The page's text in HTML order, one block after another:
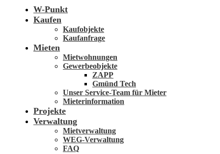
W-Punkt
Kaufen
Kaufobjekte
Kaufanfrage
Mieten
Mietwohnungen
Gewerbeobjekte
ZAPP
Gmünd Tech
Unser Service-Team für Mieter
Mieterinformation
Projekte
Verwaltung
Mietverwaltung
WEG-Verwaltung
FAQ